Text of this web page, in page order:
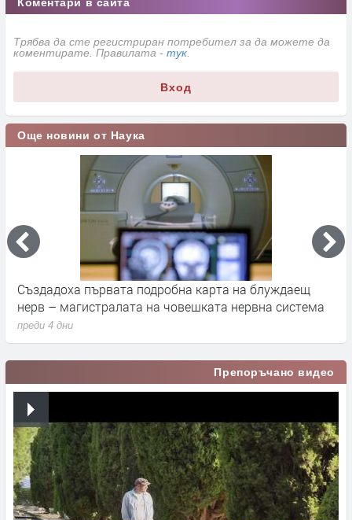
Трябва да сте регистриран потребител за да можете да
коментирате. Правилата - тук
Вход
Още новини от Наука
Създадоха първата подробна карта на блуждаещ
нерв – магистралата на човешката нервна система
преди 4 дни
Препоръчано видео